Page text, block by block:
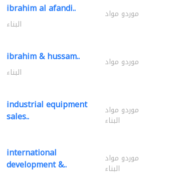
ibrahim al afandi.. موردو مواد
البناء
ibrahim & hussam.. موردو مواد
البناء
industrial equipment
sales.. موردو مواد
البناء
international
development &.. موردو مواد
البناء